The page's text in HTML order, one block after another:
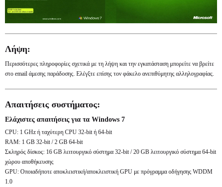
Λήψη:
Περισσότερες πληροφορίες σχετικά με τη λήψη και την εγκατάσταση μπορείτε να βρείτε
στο email άμεσης παράδοσης. Ελέγξτε επίσης τον φάκελο ανεπιθύμητης αλληλογραφίας.
Απαιτήσεις συστήματος:
Ελάχιστες απαιτήσεις για τα Windows 7
CPU: 1 GHz ή ταχύτερη CPU 32-bit ή 64-bit
RAM: 1 GB 32-bit / 2 GB 64-bit
Σκληρός δίσκος: 16 GB λειτουργικό σύστημα 32-bit / 20 GB λειτουργικό σύστημα 64-bit
χώρου αποθήκευσης
GPU: Οποιαδήποτε αποκλειστική/αποκλειστική GPU με πρόγραμμα οδήγησης WDDM
1.0